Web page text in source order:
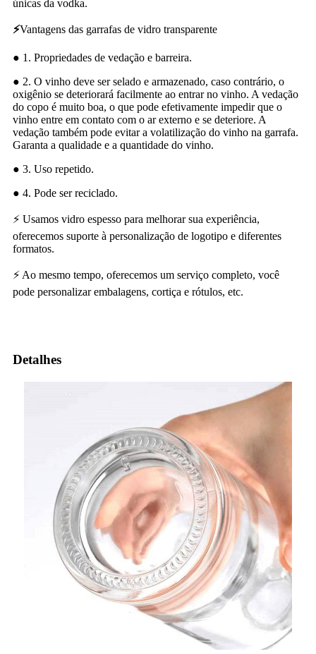
únicas da vodka.
⚡Vantagens das garrafas de vidro transparente
● 1. Propriedades de vedação e barreira.
● 2. O vinho deve ser selado e armazenado, caso contrário, o
oxigênio se deteriorará facilmente ao entrar no vinho. A vedação
do copo é muito boa, o que pode efetivamente impedir que o
vinho entre em contato com o ar externo e se deteriore. A
vedação também pode evitar a volatilização do vinho na garrafa.
Garanta a qualidade e a quantidade do vinho.
● 3. Uso repetido.
● 4. Pode ser reciclado.
⚡ Usamos vidro espesso para melhorar sua experiência,
oferecemos suporte à personalização de logotipo e diferentes
formatos.
⚡ Ao mesmo tempo, oferecemos um serviço completo, você
pode personalizar embalagens, cortiça e rótulos, etc.
Detalhes